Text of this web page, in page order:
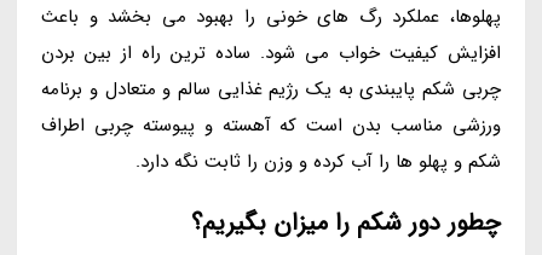
پهلوها، عملکرد رگ های خونی را بهبود می بخشد و باعث
افزایش کیفیت خواب می شود. ساده ترین راه از بین بردن
چربی شکم پایبندی به یک رژیم غذایی سالم و متعادل و برنامه
ورزشی مناسب بدن است که آهسته و پیوسته چربی اطراف
شکم و پهلو ها را آب کرده و وزن را ثابت نگه دارد.
چطور دور شکم را میزان بگیریم؟